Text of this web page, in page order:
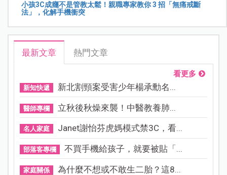
小孩3C成癮不是管教太鬆！親職專家教你 3 招「無痛戒斷
法」，化解手機衝突
最新文章 熱門文章
看更多
新知快遞 新北割頸案受害少年楊承勳名...
醫師專欄 立秋後秋燥來襲！中醫教養肺...
名人家庭 Janet謝怡芬虎媽模式禁3C，看...
部落客專欄 不買手機給孩子，就要被貼「...
家庭關係 為什麼不想或不敢生二胎？這8...